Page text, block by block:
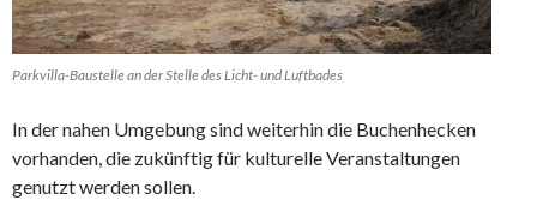
Parkvilla-Baustelle an der Stelle des Licht- und Luftbades
In der nahen Umgebung sind weiterhin die Buchenhecken
vorhanden, die zukünftig für kulturelle Veranstaltungen
genutzt werden sollen.